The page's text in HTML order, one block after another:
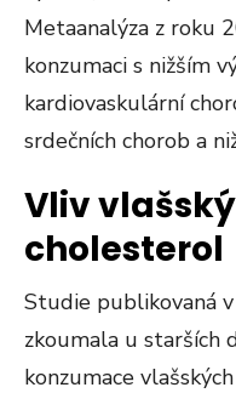
Metaanalýza z roku
konzumaci s nižším
kardiovaskulární
srdečních chorob a
Vliv
cholesterol
Studie publikovaná
zkoumala u starších
konzumace